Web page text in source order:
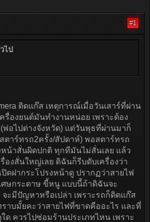
#1
ไป
ติดแก๊ส เหตุการณ์เมื่อวันเสาร์ที่ผ่าน
รื่องยนต์มันทำงานหน่อย เพราะต้อง
พ่อไปต่างจังหวัด) แต่วันพุธที่ผ่านมาก็
ตาร์ทรถ2ครั้ง/สัปดาห์) พอสตาร์ทรถ
หน้าสั่นผิดปกติ ทุกทีมันไม่สั่นเลย แล้ว
องสั่นใหญ่เลย ดิฉันก็รีบดับเครื่องว่า
ปิดฝากระโปรงหน้าดู ปรากฏว่าสายไฟ
ศษกระดาษ ขี้หนู แบบนี้ถ้าดิฉันจะ
ะมีปัญหาหรือเปล่า เพราะรถก็ติดแก๊ส
าบมั้ยคะว่าสายไฟที่ขาดคืออะไร และที่
ด ควรไปซ่อมร้านประเภทไหน เพราะ